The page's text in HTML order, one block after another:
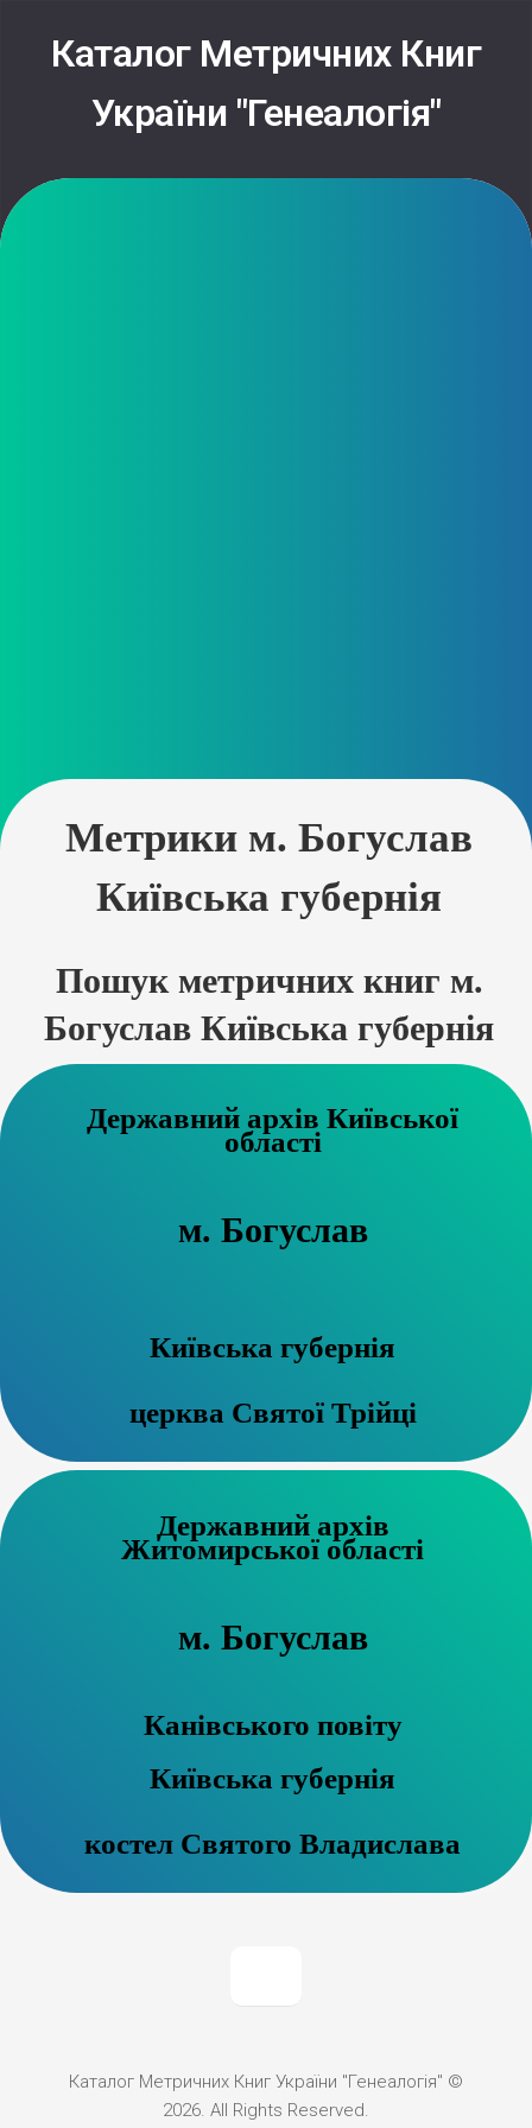
contentКаталог Метричних Книг
України "Генеалогія"
Метрики м. Богуслав
Київська губернія
Пошук метричних книг м.
Богуслав Київська губернія
Державний архів Київської
області
м. Богуслав
Київська губернія
церква Святої Трійці
Державний архів
Житомирської області
м. Богуслав
Канівського повіту
Київська губернія
костел Святого Владислава
Каталог Метричних Книг України "Генеалогія" ©
2026. All Rights Reserved.